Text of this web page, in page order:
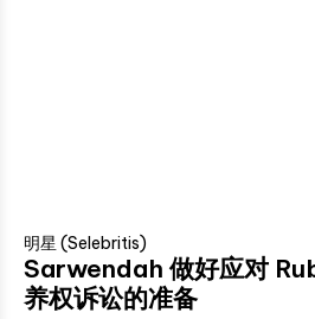
明星 (Selebritis)
Sarwendah 做好应对
养权诉讼的准备